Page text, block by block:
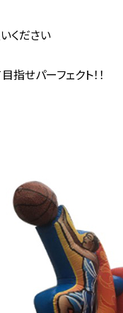
ください
せパーフェクト！！